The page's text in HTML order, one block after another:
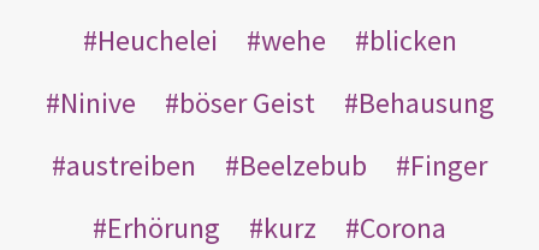
Heuchelei wehe
blicken
Ninive
böser Geist
Behausung
austreiben
Beelzebub
Finger
Erhörung
kurz
Corona